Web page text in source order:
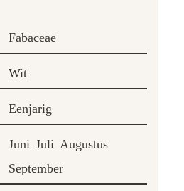
Fabaceae
Wit
Eenjarig
Juni Juli Augustus
September